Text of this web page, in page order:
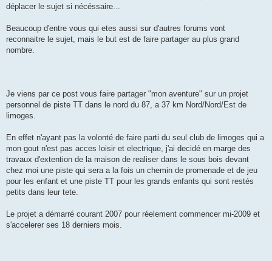
déplacer le sujet si nécéssaire...
Beaucoup d'entre vous qui etes aussi sur d'autres forums vont
reconnaitre le sujet, mais le but est de faire partager au plus grand
nombre.
Je viens par ce post vous faire partager "mon aventure" sur un projet
personnel de piste TT dans le nord du 87, a 37 km Nord/Nord/Est de
limoges.
En effet n'ayant pas la volonté de faire parti du seul club de limoges qui a
mon gout n'est pas acces loisir et electrique, j'ai decidé en marge des
travaux d'extention de la maison de realiser dans le sous bois devant
chez moi une piste qui sera a la fois un chemin de promenade et de jeu
pour les enfant et une piste TT pour les grands enfants qui sont restés
petits dans leur tete.
Le projet a démarré courant 2007 pour réelement commencer mi-2009 et
s'accelerer ses 18 derniers mois.